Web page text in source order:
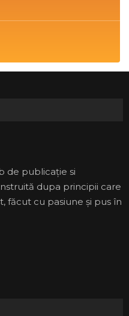
de publicație si
dupa principii care
făcut cu pasiune și pus în